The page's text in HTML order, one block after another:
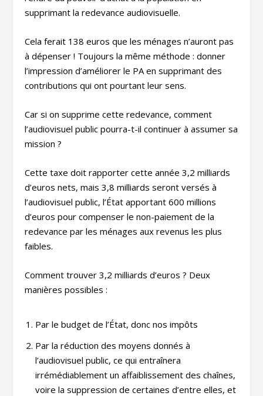
supprimant la redevance audiovisuelle.
Cela ferait 138 euros que les ménages n’auront pas
à dépenser ! Toujours la même méthode : donner
l’impression d’améliorer le PA en supprimant des
contributions qui ont pourtant leur sens.
Car si on supprime cette redevance, comment
l’audiovisuel public pourra-t-il continuer à assumer sa
mission ?
Cette taxe doit rapporter cette année 3,2 milliards
d’euros nets, mais 3,8 milliards seront versés à
l’audiovisuel public, l’État apportant 600 millions
d’euros pour compenser le non-paiement de la
redevance par les ménages aux revenus les plus
faibles.
Comment trouver 3,2 milliards d’euros ? Deux
manières possibles :
Par le budget de l’État, donc nos impôts
Par la réduction des moyens donnés à
l’audiovisuel public, ce qui entraînera
irrémédiablement un affaiblissement des chaînes,
voire la suppression de certaines d’entre elles, et